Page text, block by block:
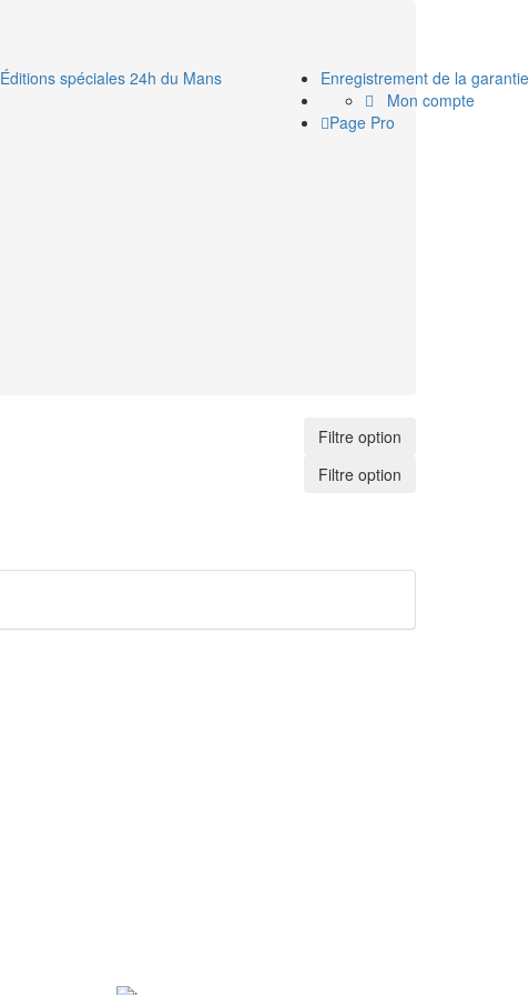
Enregistrement de la garantie
Mon compte
Page Pro
Éditions spéciales 24h du Mans
Filtre option
Filtre option